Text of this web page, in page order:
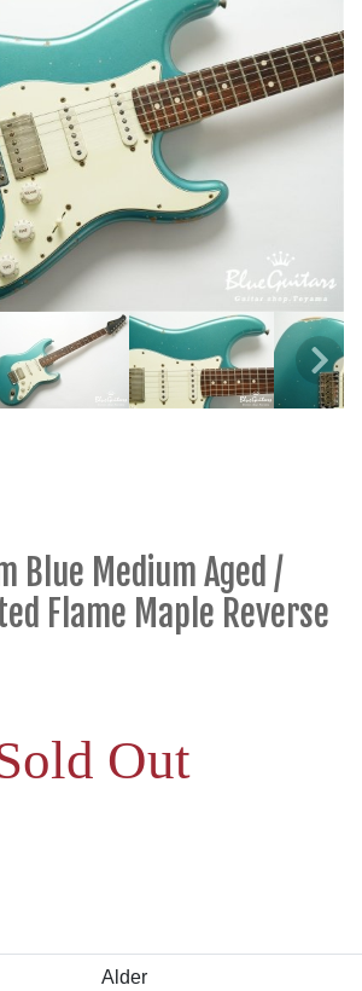
Blue Medium Aged /
Flame Maple Reverse
Out
Alder